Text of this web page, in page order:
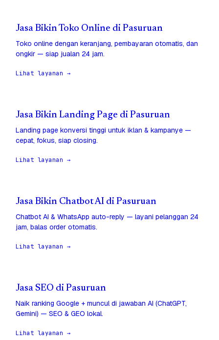
Jasa Bikin Toko Online di Pasuruan
Toko online dengan keranjang, pembayaran otomatis, dan
ongkir — siap jualan 24 jam.
Lihat layanan →
Jasa Bikin Landing Page di Pasuruan
Landing page konversi tinggi untuk iklan & kampanye —
cepat, fokus, siap closing.
Lihat layanan →
Jasa Bikin Chatbot AI di Pasuruan
Chatbot AI & WhatsApp auto-reply — layani pelanggan 24
jam, balas order otomatis.
Lihat layanan →
Jasa SEO di Pasuruan
Naik ranking Google + muncul di jawaban AI (ChatGPT,
Gemini) — SEO & GEO lokal.
Lihat layanan →